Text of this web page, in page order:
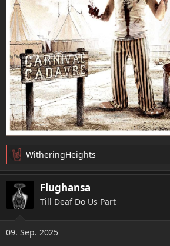
R
e
a
k
t
n
WitheringHeights
Flughansa
Till Deaf Do Us Part
09. Sep. 2025